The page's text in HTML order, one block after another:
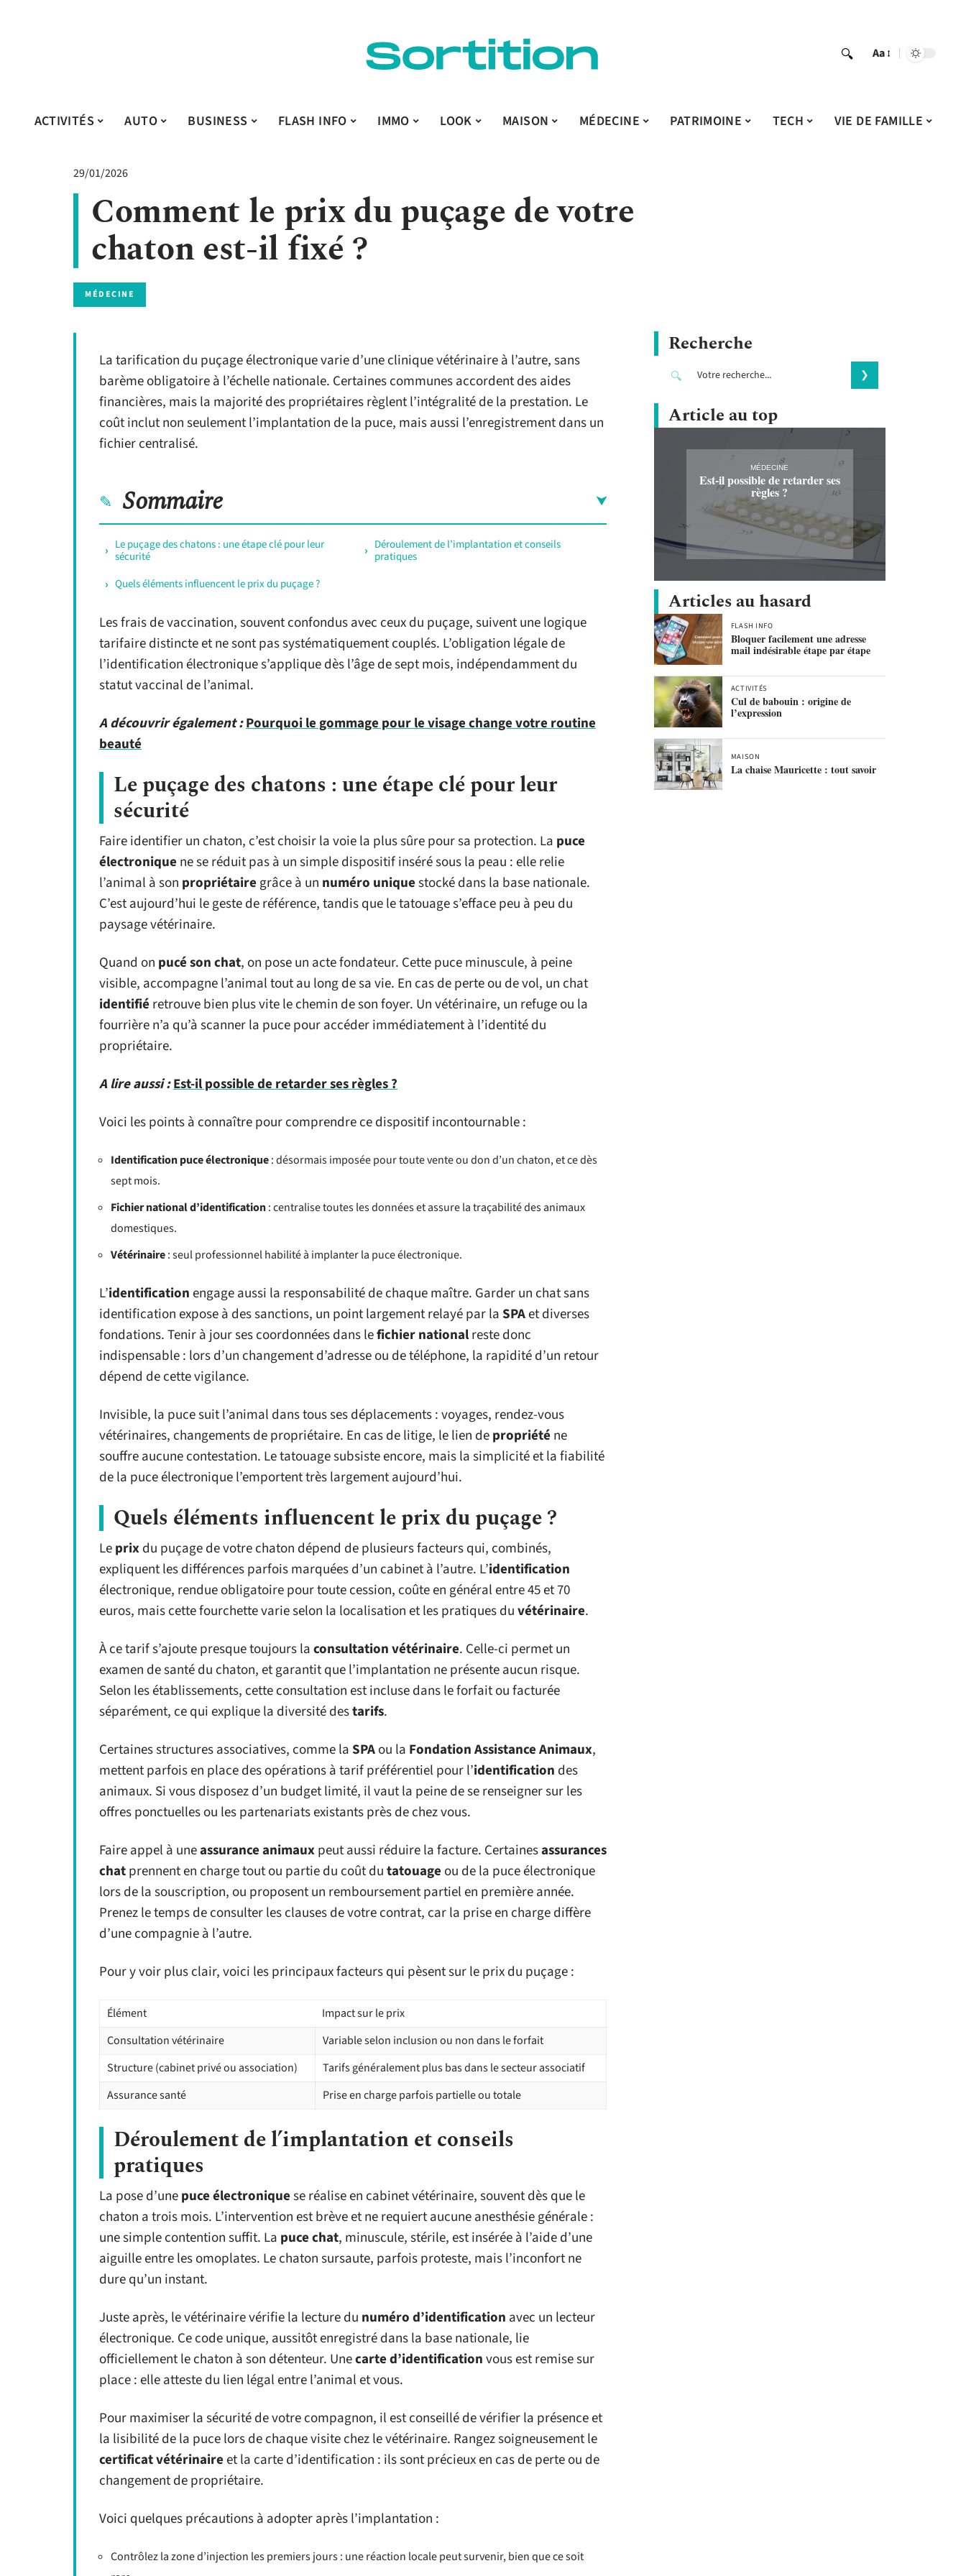
Aa
ACTIVITÉS AUTO BUSINESS FLASH INFO IMMO LOOK MAISON MÉDECINE PATRIMOINE TECH VIE DE FAMILLE
29/01/2026
Comment le prix du puçage de votre
chaton est-il fixé ?
MÉDECINE
La tarification du puçage électronique varie d’une clinique vétérinaire à l’autre, sans
barème obligatoire à l’échelle nationale. Certaines communes accordent des aides
financières, mais la majorité des propriétaires règlent l’intégralité de la prestation. Le
coût inclut non seulement l’implantation de la puce, mais aussi l’enregistrement dans un
fichier centralisé.
Sommaire
Le puçage des chatons : une étape clé pour leur
sécurité
Quels éléments influencent le prix du puçage ?
Déroulement de l’implantation et conseils
pratiques
Les frais de vaccination, souvent confondus avec ceux du puçage, suivent une logique
tarifaire distincte et ne sont pas systématiquement couplés. L’obligation légale de
l’identification électronique s’applique dès l’âge de sept mois, indépendamment du
statut vaccinal de l’animal.
A découvrir également :Pourquoi le gommage pour le visage change votre routine
beauté
Le puçage des chatons : une étape clé pour leur
sécurité
Faire identifier un chaton, c’est choisir la voie la plus sûre pour sa protection. La puce
électronique ne se réduit pas à un simple dispositif inséré sous la peau : elle relie
l’animal à son propriétaire grâce à un numéro uniquestocké dans la base nationale.
C’est aujourd’hui le geste de référence, tandis que le tatouage s’efface peu à peu du
paysage vétérinaire.
Quand on pucé son chat, on pose un acte fondateur. Cette puce minuscule, à peine
visible, accompagne l’animal tout au long de sa vie. En cas de perte ou de vol, un chat
identifié retrouve bien plus vite le chemin de son foyer. Un vétérinaire, un refuge ou la
fourrière n’a qu’à scanner la puce pour accéder immédiatement à l’identité du
propriétaire.
A lire aussi :Est-il possible de retarder ses règles ?
Voici les points à connaître pour comprendre ce dispositif incontournable :
Identification puce électronique: désormais imposée pour toute vente ou don d’un chaton, et ce dès
sept mois.
Fichier national d’identification: centralise toutes les données et assure la traçabilité des animaux
domestiques.
Vétérinaire: seul professionnel habilité à implanter la puce électronique.
L’identificationengage aussi la responsabilité de chaque maître. Garder un chat sans
identification expose à des sanctions, un point largement relayé par laSPAet diverses
fondations. Tenir à jour ses coordonnées dans lefichier nationalreste donc
indispensable : lors d’un changement d’adresse ou de téléphone, la rapidité d’un retour
dépend de cette vigilance.
Invisible, la puce suit l’animal dans tous ses déplacements : voyages, rendez-vous
vétérinaires, changements de propriétaire. En cas de litige, le lien depropriété ne
souffre aucune contestation. Le tatouage subsiste encore, mais la simplicité et la fiabilité
de la puce électronique l’emportent très largement aujourd’hui.
Quels éléments influencent le prix du puçage ?
Leprixdu puçage de votre chaton dépend de plusieurs facteurs qui, combinés,
expliquent les différences parfois marquées d’un cabinet à l’autre. L’identification
électronique, rendue obligatoire pour toute cession, coûte en général entre 45 et 70
euros, mais cette fourchette varie selon la localisation et les pratiques duvétérinaire.
À ce tarif s’ajoute presque toujours laconsultation vétérinaire. Celle-ci permet un
examen de santé du chaton, et garantit que l’implantation ne présente aucun risque.
Selon les établissements, cette consultation est incluse dans le forfait ou facturée
séparément, ce qui explique la diversité destarifs.
Certaines structures associatives, comme laSPAou la Fondation Assistance Animaux,
mettent parfois en place des opérations à tarif préférentiel pour l’identification des
animaux. Si vous disposez d’un budget limité, il vaut la peine de se renseigner sur les
offres ponctuelles ou les partenariats existants près de chez vous.
Faire appel à uneassurance animauxpeut aussi réduire la facture. Certainesassurances
chatprennent en charge tout ou partie du coût dutatouage ou de la puce électronique
lors de la souscription, ou proposent un remboursement partiel en première année.
Prenez le temps de consulter les clauses de votre contrat, car la prise en charge diffère
d’une compagnie à l’autre.
Pour y voir plus clair, voici les principaux facteurs qui pèsent sur le prix du puçage :
Élément
Impact sur le prix
Consultation vétérinaire
Variable selon inclusion ou non dans le forfait
Structure (cabinet privé ou association)
Tarifs généralement plus bas dans le secteur associatif
Assurance santé
Prise en charge parfois partielle ou totale
Déroulement de l’implantation et conseils
pratiques
La pose d’unepuce électroniquese réalise en cabinet vétérinaire, souvent dès que le
chaton a trois mois. L’intervention est brève et ne requiert aucune anesthésie générale :
une simple contention suffit. La puce chat, minuscule, stérile, est insérée à l’aide d’une
aiguille entre les omoplates. Le chaton sursaute, parfois proteste, mais l’inconfort ne
dure qu’un instant.
Juste après, le vétérinaire vérifie la lecture du numéro d’identification avec un lecteur
électronique. Ce code unique, aussitôt enregistré dans la base nationale, lie
officiellement le chaton à son détenteur. Unecarte d’identificationvous est remise sur
place : elle atteste du lien légal entre l’animal et vous.
Pour maximiser la sécurité de votre compagnon, il est conseillé de vérifier la présence et
la lisibilité de la puce lors de chaque visite chez le vétérinaire. Rangez soigneusement le
certificat vétérinaireet la carte d’identification : ils sont précieux en cas de perte ou de
changement de propriétaire.
Voici quelques précautions à adopter après l’implantation :
Contrôlez la zone d’injection les premiers jours : une réaction locale peut survenir, bien que ce soit
Recherche
Article au top
MÉDECINE
Est-il possible de retarder ses
règles ?
Articles au hasard
FLASH INFO
Bloquer facilement une adresse
mail indésirable étape par étape
ACTIVITÉS
Cul de babouin : origine de
l’expression
MAISON
La chaise Mauricette : tout savoir